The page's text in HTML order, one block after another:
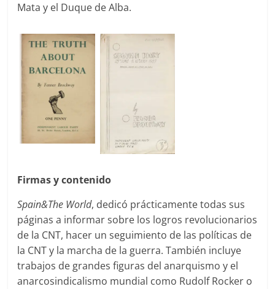
Mata y el Duque de Alba.
Firmas y contenido
Spain&The World, dedicó prácticamente todas sus
páginas a informar sobre los logros revolucionarios
de la CNT, hacer un seguimiento de las políticas de
la CNT y la marcha de la guerra. También incluye
trabajos de grandes figuras del anarquismo y el
anarcosindicalismo mundial como Rudolf Rocker o